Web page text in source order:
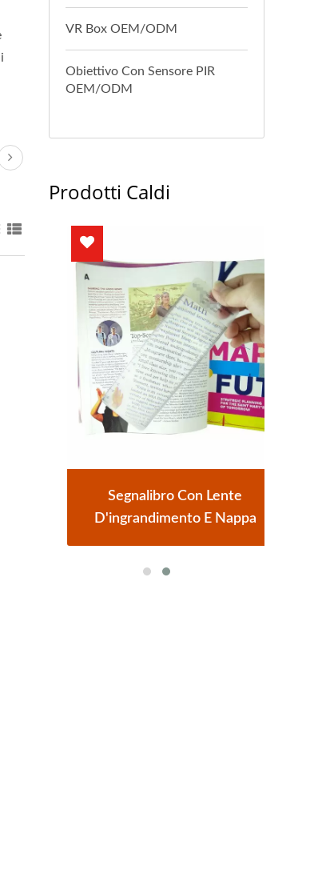
VR Box OEM/ODM
Obiettivo Con Sensore PIR
OEM/ODM
Prodotti Caldi
Segnalibro Con Lente
D'ingrandimento E Nappa